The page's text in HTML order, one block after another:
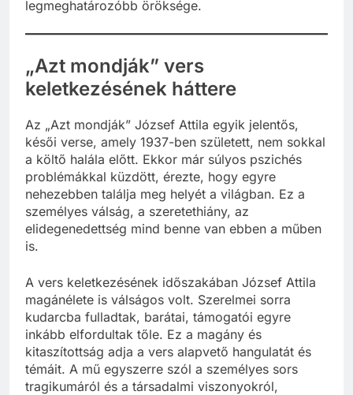
legmeghatározóbb öröksége.
„Azt mondják” vers
keletkezésének háttere
Az „Azt mondják” József Attila egyik jelentős,
késői verse, amely 1937-ben született, nem sokkal
a költő halála előtt. Ekkor már súlyos pszichés
problémákkal küzdött, érezte, hogy egyre
nehezebben találja meg helyét a világban. Ez a
személyes válság, a szeretethiány, az
elidegenedettség mind benne van ebben a műben
is.
A vers keletkezésének időszakában József Attila
magánélete is válságos volt. Szerelmei sorra
kudarcba fulladtak, barátai, támogatói egyre
inkább elfordultak tőle. Ez a magány és
kitaszítottság adja a vers alapvető hangulatát és
témáit. A mű egyszerre szól a személyes sors
tragikumáról és a társadalmi viszonyokról,